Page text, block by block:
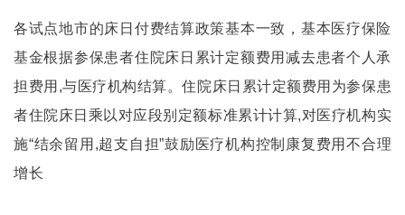
各试点地市的床日付费结算政策基本一致，基本医疗保险
基金根据参保患者住院床日累计定额费用减去患者个人承
担费用,与医疗机构结算。住院床日累计定额费用为参保患
者住院床日乘以对应段别定额标准累计计算,对医疗机构实
施“结余留用,超支自担”鼓励医疗机构控制康复费用不合理
增长